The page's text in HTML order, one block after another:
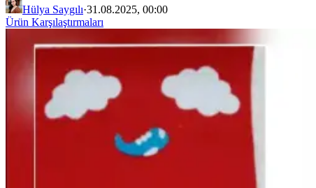
Hülya Saygılı·31.08.2025, 00:00
Ürün Karşılaştırmaları